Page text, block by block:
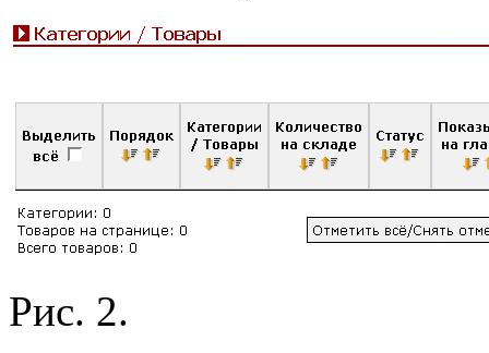
Рис. 2.